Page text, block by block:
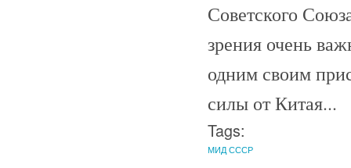
Советского
зрения очень
одним своим
силы от Китая...
Tags:
МИД СССР